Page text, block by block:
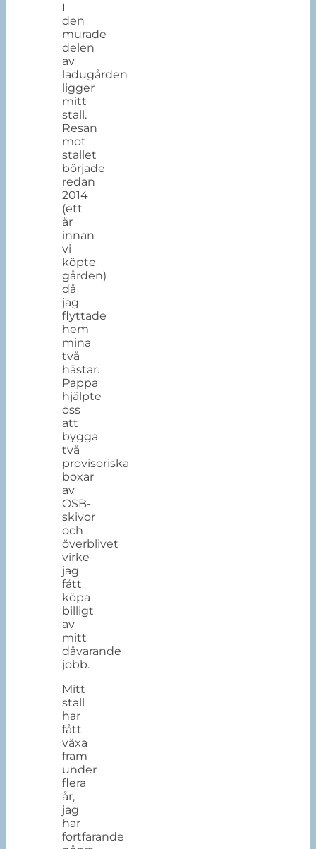
I
den
murade
delen
av
ladugården
ligger
mitt
stall.
Resan
mot
stallet
började
redan
2014
(ett
år
innan
vi
köpte
gården)
då
jag
flyttade
hem
mina
två
hästar.
Pappa
hjälpte
oss
att
bygga
två
provisoriska
boxar
av
OSB-
skivor
och
överblivet
virke
jag
fått
köpa
billigt
av
mitt
dåvarande
jobb.
Mitt
stall
har
fått
växa
fram
under
flera
år,
jag
har
fortfarande